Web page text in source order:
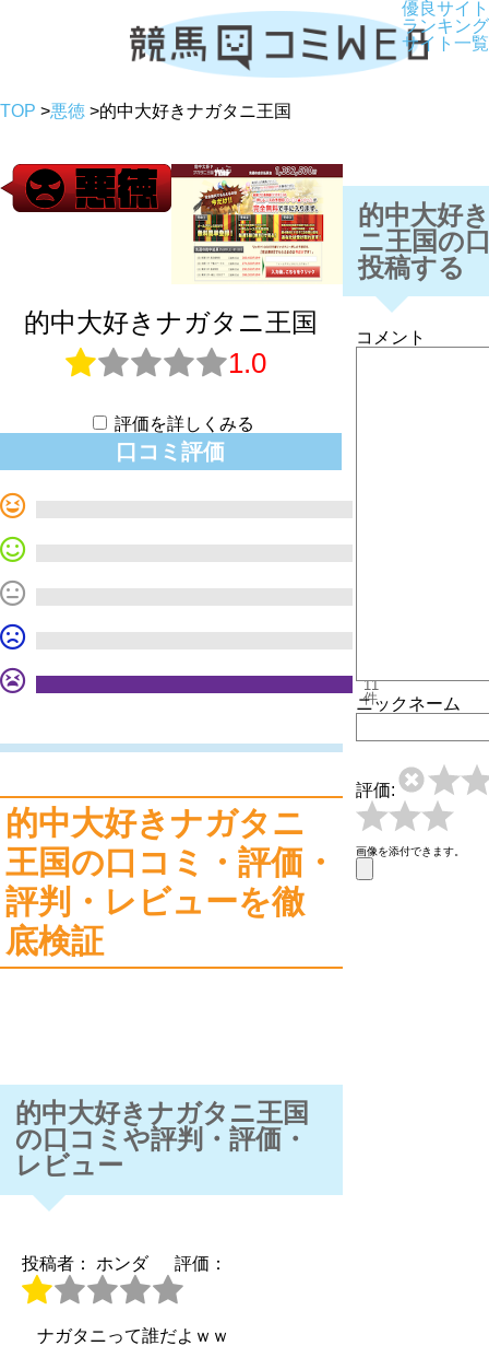
優良サイト
ランキング
サイト一覧
TOP >悪徳 >的中大好きナガタニ王国
的中大好きナガタニ王国
1.0
評価を詳しくみる
口コミ評価
11
件
的中大好きナガタニ
王国の口コミ・評価・
評判・レビューを徹
底検証
的中大好きナガタニ王国
の口コミや評判・評価・
レビュー
投稿者： ホンダ 評価：
ナガタニって誰だよｗｗ
的中大好
ニ王国の
投稿する
コメント
ニックネーム
評価:
画像を添付できます。